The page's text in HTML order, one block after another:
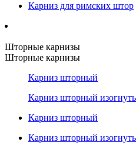
Карниз для римских штор
Шторные карнизы
Шторные карнизы
Карниз шторный
Карниз шторный
Карниз шторный
Карниз шторный